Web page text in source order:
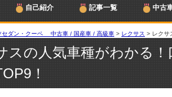
自己紹介 記事一覧 中古
セダン・クーペ 中古車 / 国産車 / 高級車 > レクサス > レクサ
スの人気車種がわかる
！